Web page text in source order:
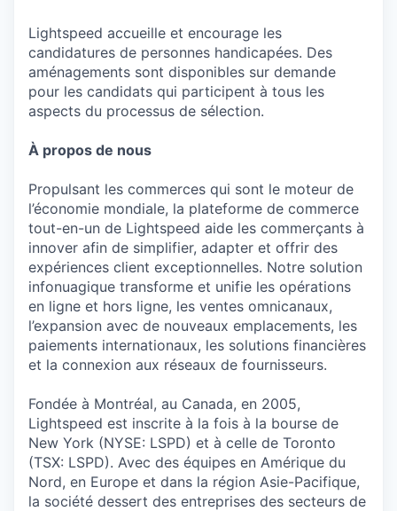
Lightspeed accueille et encourage les
candidatures de personnes handicapées. Des
aménagements sont disponibles sur demande
pour les candidats qui participent à tous les
aspects du processus de sélection.
À propos de nous
Propulsant les commerces qui sont le moteur de
l’économie mondiale, la plateforme de commerce
tout-en-un de Lightspeed aide les commerçants à
innover afin de simplifier, adapter et offrir des
expériences client exceptionnelles. Notre solution
infonuagique transforme et unifie les opérations
en ligne et hors ligne, les ventes omnicanaux,
l’expansion avec de nouveaux emplacements, les
paiements internationaux, les solutions financières
et la connexion aux réseaux de fournisseurs.
Fondée à Montréal, au Canada, en 2005,
Lightspeed est inscrite à la fois à la bourse de
New York (NYSE: LSPD) et à celle de Toronto
(TSX: LSPD). Avec des équipes en Amérique du
Nord, en Europe et dans la région Asie-Pacifique,
la société dessert des entreprises des secteurs de